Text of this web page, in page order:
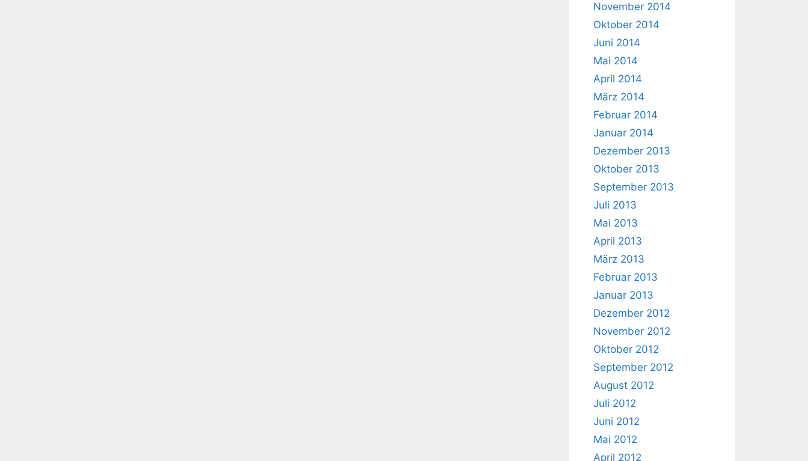
November 2014
Oktober 2014
Juni 2014
Mai 2014
April 2014
März 2014
Februar 2014
Januar 2014
Dezember 2013
Oktober 2013
September 2013
Juli 2013
Mai 2013
April 2013
März 2013
Februar 2013
Januar 2013
Dezember 2012
November 2012
Oktober 2012
September 2012
August 2012
Juli 2012
Juni 2012
Mai 2012
April 2012